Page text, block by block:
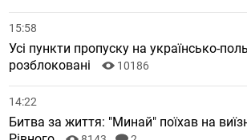
15:58
Усі пункти пропуску на українсько-
розблоковані
10186
14:22
Битва за життя: "Минай" поїхав на